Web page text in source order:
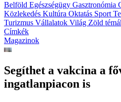
Belföld Egészségügy Gasztronómia
Közlekedés Kultúra Oktatás Sport
Turizmus Vállalatok Világ Zöld
Címkék
Magazinok
Segíthet a vakcina a
ingatlanpiacon is